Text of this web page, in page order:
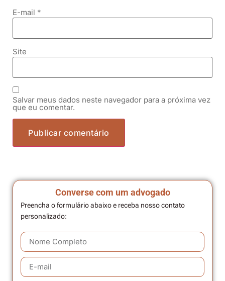
E-mail *
Site
Salvar meus dados neste navegador para a próxima vez
que eu comentar.
Converse com um advogado
Preencha o formulário abaixo e receba nosso contato
personalizado: